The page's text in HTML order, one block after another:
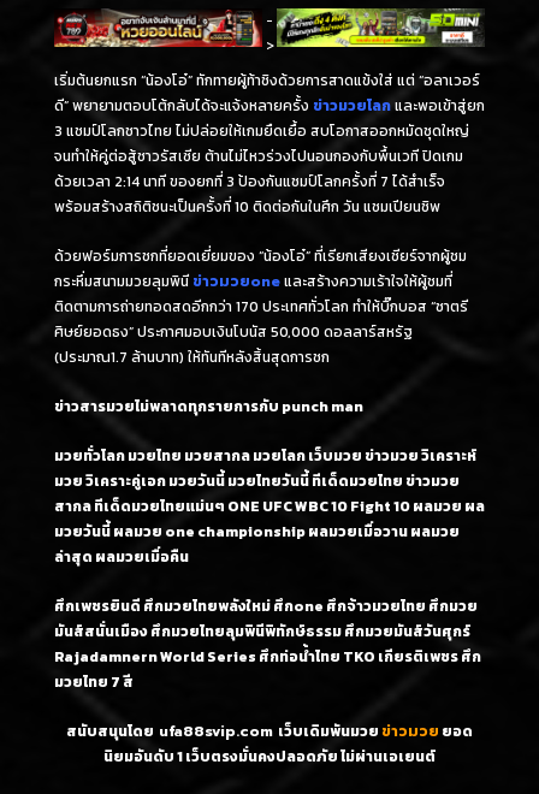
-
>
เริ่มต้นยกแรก “น้องโอ๋” ทักทายผู้ท้าชิงด้วยการสาดแข้งใส่ แต่ “อลาเวอร์
ดี” พยายามตอบโต้กลับได้จะแจ้งหลายครั้ง ข่าวมวยโลกและพอเข้าสู่ยก
3 แชมป์โลกชาวไทย ไม่ปล่อยให้เกมยืดเยื้อ สบโอกาสออกหมัดชุดใหญ่
จนทำให้คู่ต่อสู้ชาวรัสเซีย ต้านไม่ไหวร่วงไปนอนกองกับพื้นเวที ปิดเกม
ด้วยเวลา 2:14 นาที ของยกที่ 3 ป้องกันแชมป์โลกครั้งที่ 7 ได้สำเร็จ
พร้อมสร้างสถิติชนะเป็นครั้งที่ 10 ติดต่อกันในศึก วัน แชมเปียนชิพ
ด้วยฟอร์มการชกที่ยอดเยี่ยมของ “น้องโอ๋” ​ที่เรียกเสียงเชียร์จากผู้ชม
กระหึ่มสนามมวยลุมพินี ข่าวมวยoneและสร้างความเร้าใจให้ผู้ชมที่
ติดตามการถ่ายทอดสดอีกกว่า 170 ประเทศทั่วโลก ทำให้บิ๊กบอส “ชาตรี
ศิษย์ยอดธง” ประกาศมอบเงินโบนัส 50,000 ดอลลาร์สหรัฐ
(ประมาณ1.7 ล้านบาท) ให้ทันทีหลังสิ้นสุดการชก
ข่าวสารมวยไม่พลาดทุกรายการกับ punch man
มวยทั่วโลก มวยไทย มวยสากล มวยโลก เว็บมวย ข่าวมวย วิเคราะห์
มวย วิเคราะคู่เอก มวยวันนี้ มวยไทยวันนี้ ทีเด็ดมวยไทย ข่าวมวย
สากล ทีเด็ดมวยไทยแม่นๆ ONE UFC WBC 10 Fight 10 ผลมวย ผล
มวยวันนี้ ผลมวย one championship ผลมวยเมื่อวาน ผลมวย
ล่าสุด ผลมวยเมื่อคืน
ศึกเพชรยินดี ศึกมวยไทยพลังใหม่ ศึกone ศึกจ้าวมวยไทย ศึกมวย
มันส์สนั่นเมือง ศึกมวยไทยลุมพินีพิทักษ์ธรรม ศึกมวยมันส์วันศุกร์
Rajadamnern World Series ศึกท่อน้ำไทย TKO เกียรติเพชร ศึก
มวยไทย 7 สี
สนับสนุนโดย ufa88svip.com เว็บเดิมพันมวย ข่าวมวย ยอด
นิยมอันดับ 1เว็บตรงมั่นคงปลอดภัย ไม่ผ่านเอเยนต์